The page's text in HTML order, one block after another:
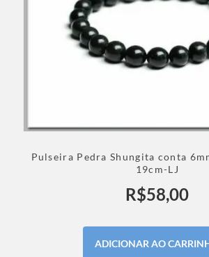
Pulseira Pedra Shungita conta
19cm-LJ
R$58,00
ADICIONAR AO